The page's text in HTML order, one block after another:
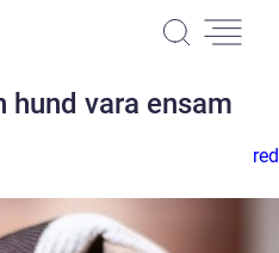
hund vara ensam